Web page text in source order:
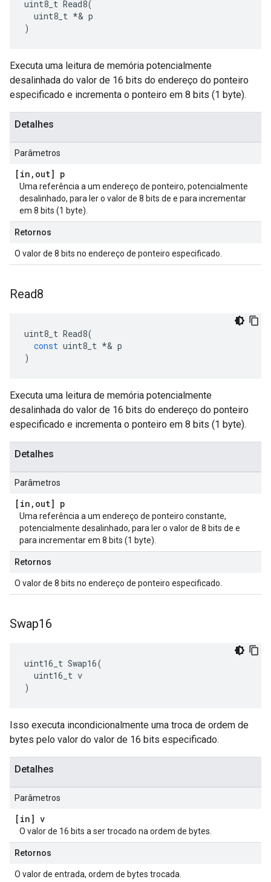
uint8_t Read8(
  uint8_t *& p
)
Executa uma leitura de memória potencialmente
desalinhada do valor de 16 bits do endereço do ponteiro
especificado e incrementa o ponteiro em 8 bits (1 byte).
Detalhes
Parâmetros
[in , out] p
Uma referência a um endereço de ponteiro, potencialmente
desalinhado, para ler o valor de 8 bits de e para incrementar
em 8 bits (1 byte).
Retornos
O valor de 8 bits no endereço de ponteiro especificado.
Read8
uint8_t Read8(
const uint8_t *& p
)
Executa uma leitura de memória potencialmente
desalinhada do valor de 16 bits do endereço do ponteiro
especificado e incrementa o ponteiro em 8 bits (1 byte).
Detalhes
Parâmetros
[in , out] p
Uma referência a um endereço de ponteiro constante,
potencialmente desalinhado, para ler o valor de 8 bits de e
para incrementar em 8 bits (1 byte).
Retornos
O valor de 8 bits no endereço de ponteiro especificado.
Swap16
uint16_t Swap16(
  uint16_t v
)
Isso executa incondicionalmente uma troca de ordem de
bytes pelo valor do valor de 16 bits especificado.
Detalhes
Parâmetros
[in] v
O valor de 16 bits a ser trocado na ordem de bytes.
Retornos
O valor de entrada, ordem de bytes trocada.